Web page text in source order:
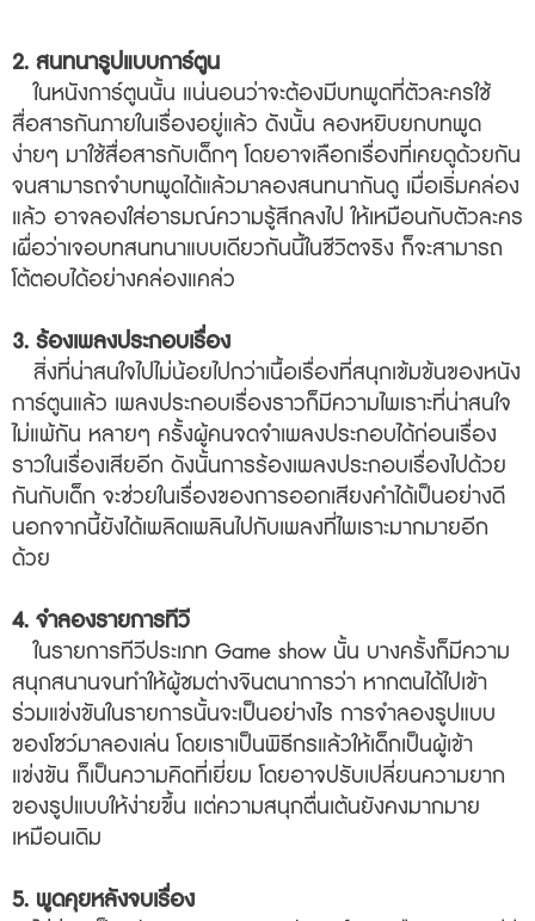
2. สนทนารูปแบบการ์ตูน
ในหนังการ์ตูนนั้น แน่นอนว่าจะต้องมีบทพูดที่ตัวละครใช้
สื่อสารกันภายในเรื่องอยู่แล้ว ดังนั้น ลองหยิบยกบทพูด
ง่ายๆ มาใช้สื่อสารกับเด็กๆ โดยอาจเลือกเรื่องที่เคยดูด้วยกัน
จนสามารถจำบทพูดได้แล้วมาลองสนทนากันดู เมื่อเริ่มคล่อง
แล้ว อาจลองใส่อารมณ์ความรู้สึกลงไป ให้เหมือนกับตัวละคร
เผื่อว่าเจอบทสนทนาแบบเดียวกันนี้ในชีวิตจริง ก็จะสามารถ
โต้ตอบได้อย่างคล่องแคล่ว
3. ร้องเพลงประกอบเรื่อง
สิ่งที่น่าสนใจไปไม่น้อยไปกว่าเนื้อเรื่องที่สนุกเข้มข้นของหนัง
การ์ตูนแล้ว เพลงประกอบเรื่องราวก็มีความไพเราะที่น่าสนใจ
ไม่แพ้กัน หลายๆ ครั้งผู้คนจดจำเพลงประกอบได้ก่อนเรื่อง
ราวในเรื่องเสียอีก ดังนั้นการร้องเพลงประกอบเรื่องไปด้วย
กันกับเด็ก จะช่วยในเรื่องของการออกเสียงคำได้เป็นอย่างดี
นอกจากนี้ยังได้เพลิดเพลินไปกับเพลงที่ไพเราะมากมายอีก
ด้วย
4. จำลองรายการทีวี
ในรายการทีวีประเภท Game show นั้น บางครั้งก็มีความ
สนุกสนานจนทำให้ผู้ชมต่างจินตนาการว่า หากตนได้ไปเข้า
ร่วมแข่งขันในรายการนั้นจะเป็นอย่างไร การจำลองรูปแบบ
ของโชว์มาลองเล่น โดยเราเป็นพิธีกรแล้วให้เด็กเป็นผู้เข้า
แข่งขัน ก็เป็นความคิดที่เยี่ยม โดยอาจปรับเปลี่ยนความยาก
ของรูปแบบให้ง่ายขึ้น แต่ความสนุกตื่นเต้นยังคงมากมาย
เหมือนเดิม
5. พูดคุยหลังจบเรื่อง